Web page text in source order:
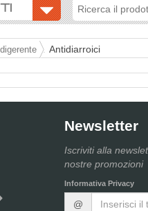
Antidiarroici
Newsletter
Iscriviti alla
nostre promozioni
Informativa Privacy
@